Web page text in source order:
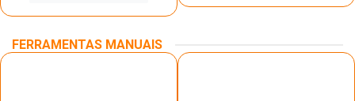
FERRAMENTAS MANUAIS